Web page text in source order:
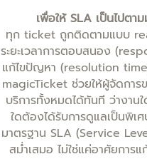
เพื่อให้ SLA เป็นไปตา
ทุก ticket ถูกติดตามแบบ
ระยะเวลาการตอบสนอง
แก้ไขปัญหา (resolution
magicTicket ช่วยให้ผู้จัดการ
บริการทั้งหมดได้ทันที ว่างาน
ใดต้องได้รับการดูแลเป็นพิเศ
มาตรฐาน SLA (Service
สม่ำเสมอ ไม่ใช่แค่อาศัยการ